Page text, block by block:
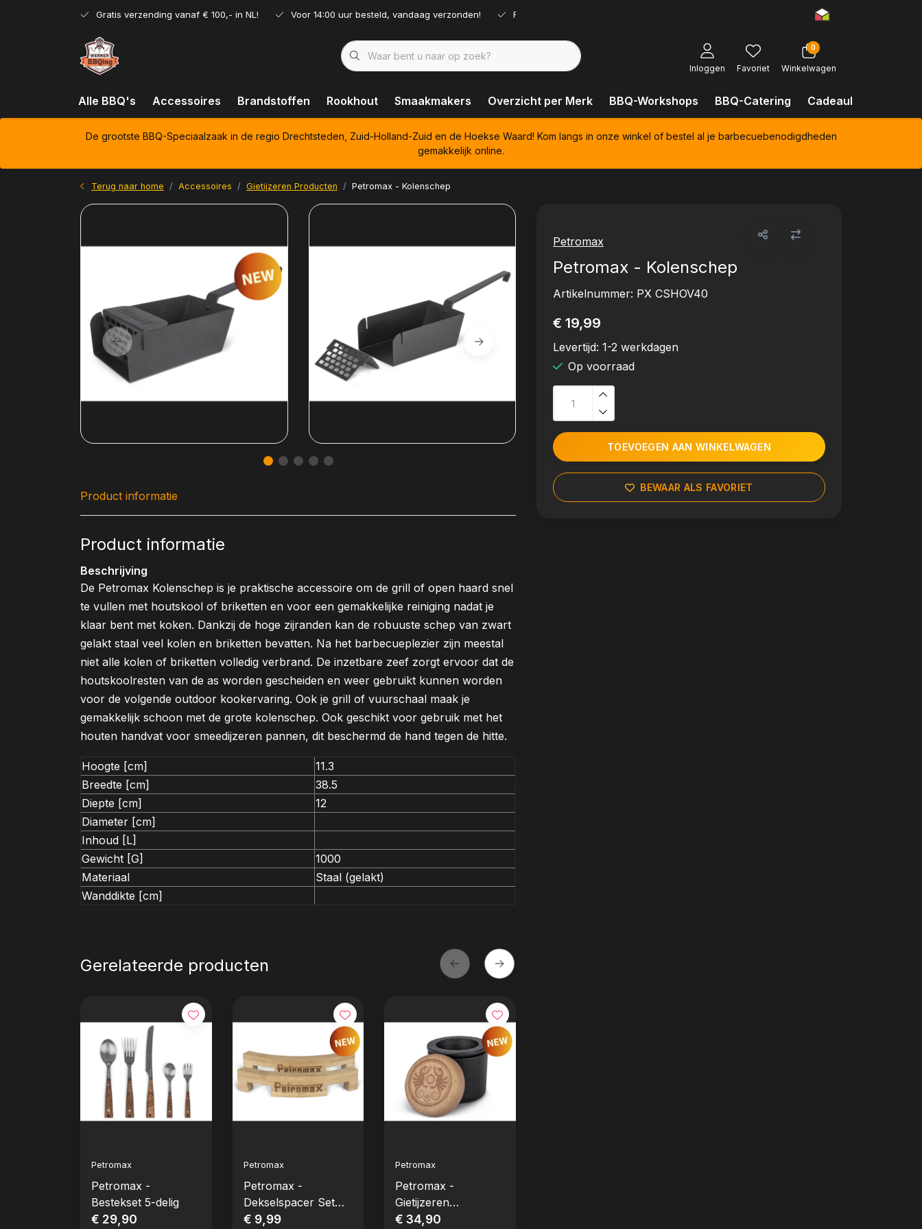
Gratis verzending vanaf € 100,- in NL! Voor 14:00 uur besteld, vandaag verzonden! Ruim assortiment!
Inloggen Favoriet
0
Winkelwagen
Alle BBQ's Accessoires Brandstoffen Rookhout Smaakmakers Overzicht per Merk BBQ-Workshops BBQ-Catering Cadeaubonnen
De grootste BBQ-Speciaalzaak in de regio Drechtsteden, Zuid-Holland-Zuid en de Hoekse Waard! Kom langs in onze winkel of bestel al je barbecuebenodigdheden
gemakkelijk online.
Terug naar home Accessoires Gietijzeren Producten Petromax - Kolenschep
Petromax
Petromax - Kolenschep
Artikelnummer: PX CSHOV40
€ 19,99
Levertijd: 1-2 werkdagen
Op voorraad
TOEVOEGEN AAN WINKELWAGEN
BEWAAR ALS FAVORIET
Product informatie
Product informatie
Beschrijving
De Petromax Kolenschep is je praktische accessoire om de grill of open haard snel
te vullen met houtskool of briketten en voor een gemakkelijke reiniging nadat je
klaar bent met koken. Dankzij de hoge zijranden kan de robuuste schep van zwart
gelakt staal veel kolen en briketten bevatten. Na het barbecueplezier zijn meestal
niet alle kolen of briketten volledig verbrand. De inzetbare zeef zorgt ervoor dat de
houtskoolresten van de as worden gescheiden en weer gebruikt kunnen worden
voor de volgende outdoor kookervaring. Ook je grill of vuurschaal maak je
gemakkelijk schoon met de grote kolenschep. Ook geschikt voor gebruik met het
houten handvat voor smeedijzeren pannen, dit beschermd de hand tegen de hitte.
Hoogte [cm]
11.3
Breedte [cm]
38.5
Diepte [cm]
12
Diameter [cm]
Inhoud [L]
Gewicht [G]
1000
Materiaal
Staal (gelakt)
Wanddikte [cm]
Gerelateerde producten
Petromax
Petromax -
Bestekset 5-delig
€ 29,90
Petromax
Petromax -
Dekselspacer Set
Bamboo
€ 9,99
Petromax
Petromax -
Gietijzeren
Handvijzel
€ 34,90